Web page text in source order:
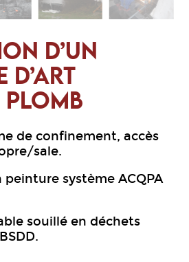
D’UN
PLOMB
de confinement, accès
sale.
peinture système ACQPA
souillé en déchets